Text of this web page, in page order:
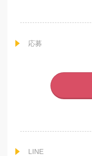
応募
LINE